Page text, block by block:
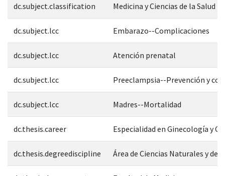
dc.subject.classification Medicina y Ciencias de la Salud
dc.subject.lcc Embarazo--Complicaciones
dc.subject.lcc Atención prenatal
dc.subject.lcc Preeclampsia--Prevención y
dc.subject.lcc Madres--Mortalidad
dc.thesis.career Especialidad en Ginecología y
dc.thesis.degreediscipline Área de Ciencias Naturales y de